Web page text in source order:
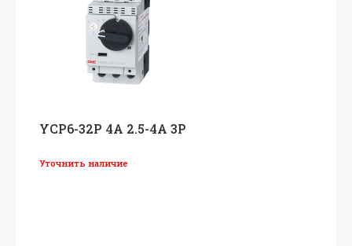
YCP6-32P 4A 2.5-4A 3P
Уточнить наличие